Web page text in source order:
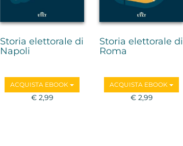
Storia elettorale di
Napoli
ACQUISTA EBOOK
€ 2,99
Storia elettorale di
Roma
ACQUISTA EBOOK
€ 2,99